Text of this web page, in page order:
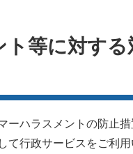
等に対す
ーハラスメントの防止
て行政サービスをご利